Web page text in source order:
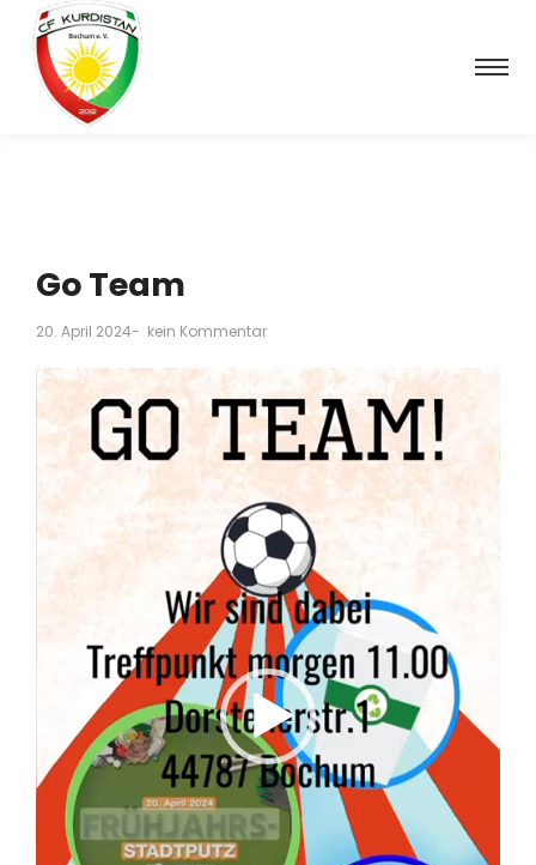
Go Team
20. April 2024- kein Kommentar
Video-